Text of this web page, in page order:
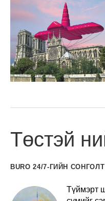
Төстэй
BURO 24/7-ГИЙН СОНГОЛТ
Түймэрт